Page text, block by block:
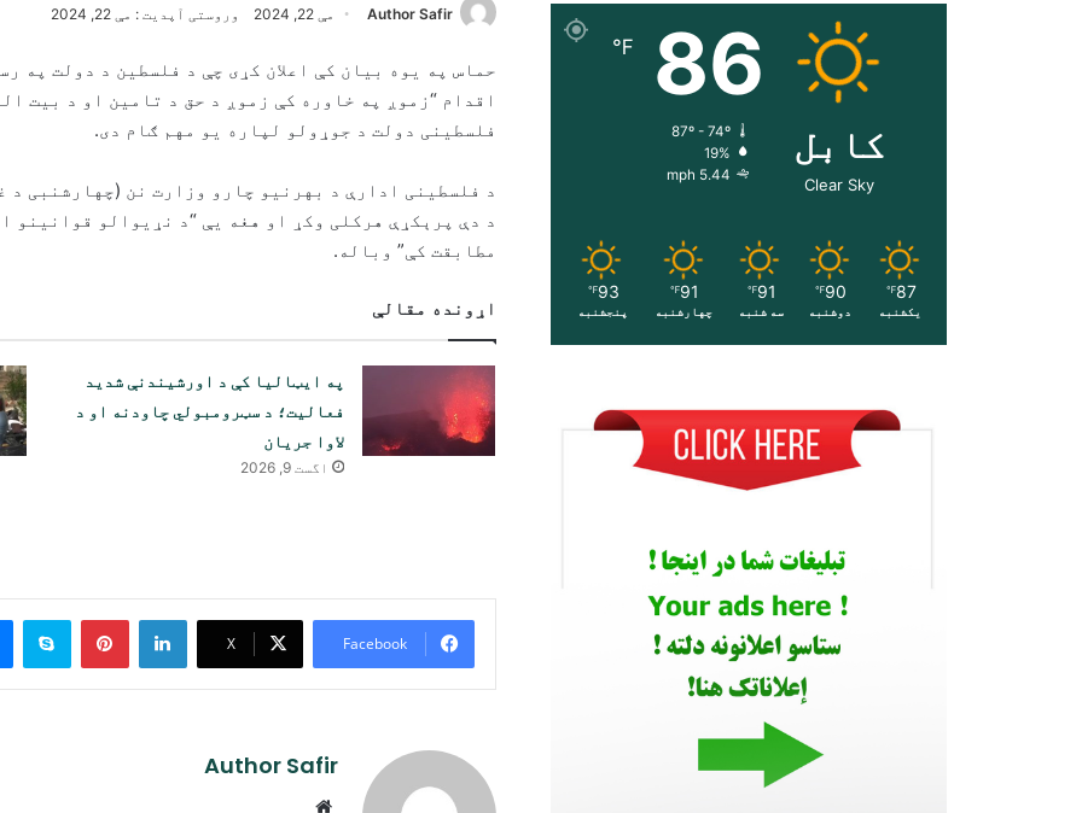
Author Safir مې 22, 2024 وروستی آپدیت : مې 22, 2024
حماس په یوه بیان کې اعلان کړی چې د فلسطین د دولت په
اقدام “زموږ په خاوره کې زموږ د حق د تامین او د بیت
فلسطینی دولت د جوړولو لپاره یو مهم ګام دی.
د فلسطینی ادارې د بهرنیو چارو وزارت نن (چهارشنبی
د دې پرېکړې هرکلی وکړ او هغه یې “د نړیوالو قوانینو
مطابقت کې” وباله.
اړونده مقالې
په ایټالیا کې د اورشیندنې شدید
فعالیت؛ د سټرومبولي چاودنه او د
لاوا جریان
اگست 9, 2026
Facebook
X
LinkedIn
Pinterest
Author Safir
کابل
Clear Sky
86
℉
87º - 74º
19%
5.44 mph
87
℉
یکشنبه
90
℉
دوشنبه
91
℉
سه شنبه
91
℉
چهارشنبه
93
℉
پنجشنبه